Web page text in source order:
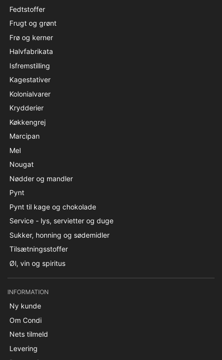
Fedtstoffer
Frugt og grønt
Frø og kerner
Halvfabrikata
Isfremstilling
Kagestativer
Kolonialvarer
Krydderier
Køkkengrej
Marcipan
Mel
Nougat
Nødder og mandler
Pynt
Pynt til kage og chokolade
Service - lys, servietter og duge
Sukker, honning og sødemidler
Tilsætningsstoffer
Øl, vin og spiritus
INFORMATION
Ny kunde
Om Condi
Nets tilmeld
Levering